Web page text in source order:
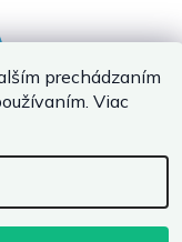
prechádzaním
Viac